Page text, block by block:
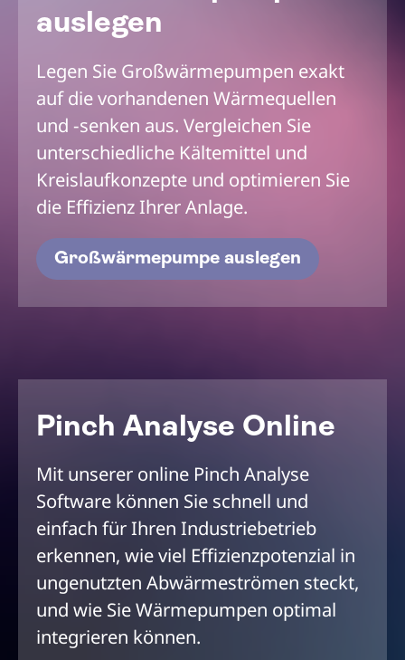
auslegen
Legen Sie Großwärmepumpen exakt
auf die vorhandenen Wärmequellen
und -senken aus. Vergleichen Sie
unterschiedliche Kältemittel und
Kreislaufkonzepte und optimieren Sie
die Effizienz Ihrer Anlage.
Großwärmepumpe auslegen
Pinch Analyse Online
Mit unserer online Pinch Analyse
Software können Sie schnell und
einfach für Ihren Industriebetrieb
erkennen, wie viel Effizienzpotenzial in
ungenutzten Abwärmeströmen steckt,
und wie Sie Wärmepumpen optimal
integrieren können.